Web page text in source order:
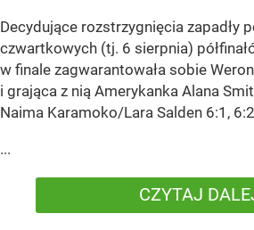
Decydujące rozstrzygnięcia zapadły
czwartkowych (tj. 6 sierpnia)
w finale zagwarantowała sobie
i grająca z nią Amerykanka Alana
Naima Karamoko/Lara Salden 6:1,
...
CZYTAJ